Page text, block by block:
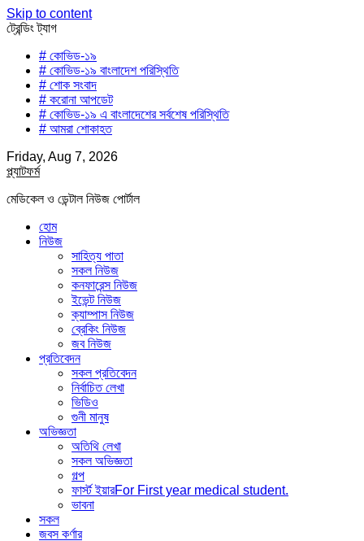
Skip to content
ট্রেন্ডিং ট্যাগ
# কোভিড-১৯
# কোভিড-১৯ বাংলাদেশ পরিস্থিতি
# শোক সংবাদ
# করোনা আপডেট
# কোভিড-১৯ এ বাংলাদেশের সর্বশেষ পরিস্থিতি
# আমরা শোকাহত
Friday, Aug 7, 2026
প্ল্যাটফর্ম
মেডিকেল ও ডেন্টাল নিউজ পোর্টাল
হোম
নিউজ
সাহিত্য পাতা
সকল নিউজ
কনফারেন্স নিউজ
ইভেন্ট নিউজ
ক্যাম্পাস নিউজ
ব্রেকিং নিউজ
জব নিউজ
প্রতিবেদন
সকল প্রতিবেদন
নির্বাচিত লেখা
ভিডিও
গুনী মানুষ
অভিজ্ঞতা
অতিথি লেখা
সকল অভিজ্ঞতা
গল্প
ফার্স্ট ইয়ারFor First year medical student.
ভাবনা
সকল
জবস কর্ণার